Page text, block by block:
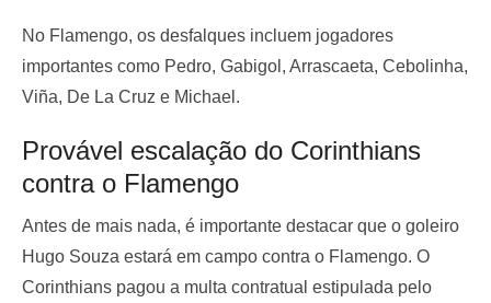
No Flamengo, os desfalques incluem jogadores
importantes como Pedro, Gabigol, Arrascaeta, Cebolinha,
Viña, De La Cruz e Michael.
Provável escalação do Corinthians
contra o Flamengo
Antes de mais nada, é importante destacar que o goleiro
Hugo Souza estará em campo contra o Flamengo. O
Corinthians pagou a multa contratual estipulada pelo